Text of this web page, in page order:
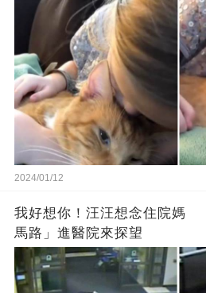
2024/01/12
我好想你！汪汪想念住院媽
馬路」進醫院來探望